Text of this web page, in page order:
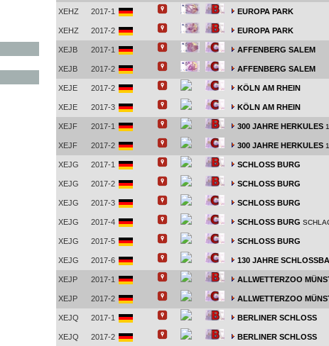
XEHZ 2017-1 EUROPA PARK
XEHZ 2017-2 EUROPA PARK
XEJB 2017-1 AFFENBERG SALEM
XEJB 2017-2 AFFENBERG SALEM
XEJE 2017-2 KÖLN AM RHEIN
XEJE 2017-3 KÖLN AM RHEIN
XEJF 2017-1 300 JAHRE HERKULES
XEJF 2017-2 300 JAHRE HERKULES
XEJG 2017-1 SCHLOSS BURG
XEJG 2017-2 SCHLOSS BURG
XEJG 2017-3 SCHLOSS BURG
XEJG 2017-4 SCHLOSS BURG
XEJG 2017-5 SCHLOSS BURG
XEJG 2017-6 130 JAHRE
XEJP 2017-1 ALLWETTERZOO
XEJP 2017-2 ALLWETTERZOO
XEJQ 2017-1 BERLINER SCHLOSS
XEJQ 2017-2 BERLINER SCHLOSS